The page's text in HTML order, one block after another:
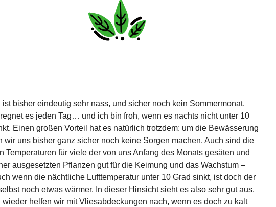
ist bisher eindeutig sehr nass, und sicher noch kein Sommermonat.
es jeden Tag… und ich bin froh, wenn es nachts nicht unter 10
Einen großen Vorteil hat es natürlich trotzdem: um die Bewässerung
wir uns bisher ganz sicher noch keine Sorgen machen. Auch sind die
Temperaturen für viele der von uns Anfang des Monats gesäten und
ausgesetzten Pflanzen gut für die Keimung und das Wachstum –
wenn die nächtliche Lufttemperatur unter 10 Grad sinkt, ist doch der
noch etwas wärmer. In dieser Hinsicht sieht es also sehr gut aus.
wieder helfen wir mit Vliesabdeckungen nach, wenn es doch zu kalt